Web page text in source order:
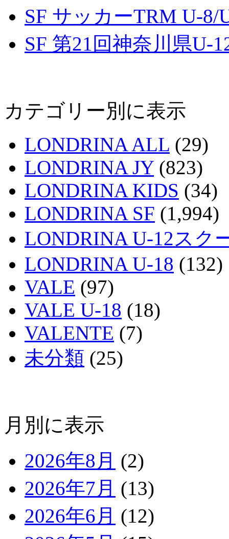
SF サッカーTRM U-8/
SF 第21回神奈川県U-
カテゴリー別に表示
LONDRINA ALL (29)
LONDRINA JY(823)
LONDRINA KIDS (34)
LONDRINA SF (1,994)
LONDRINA U-12スク
LONDRINA U-18 (132)
VALE (97)
VALE U-18 (18)
VALENTE (7)
未分類 (25)
月別に表示
2026年8月 (2)
2026年7月 (13)
2026年6月 (12)